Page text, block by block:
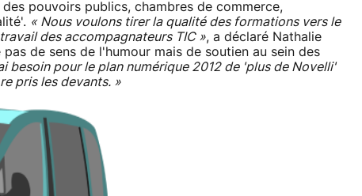
pouvoirs publics, chambres de commerce,
« Nous voulons tirer la qualité des formations vers le
des accompagnateurs TIC », a déclaré Nathalie
de sens de l'humour mais de soutien au sein des
besoin pour le plan numérique 2012 de 'plus de Novelli'
pris les devants. »